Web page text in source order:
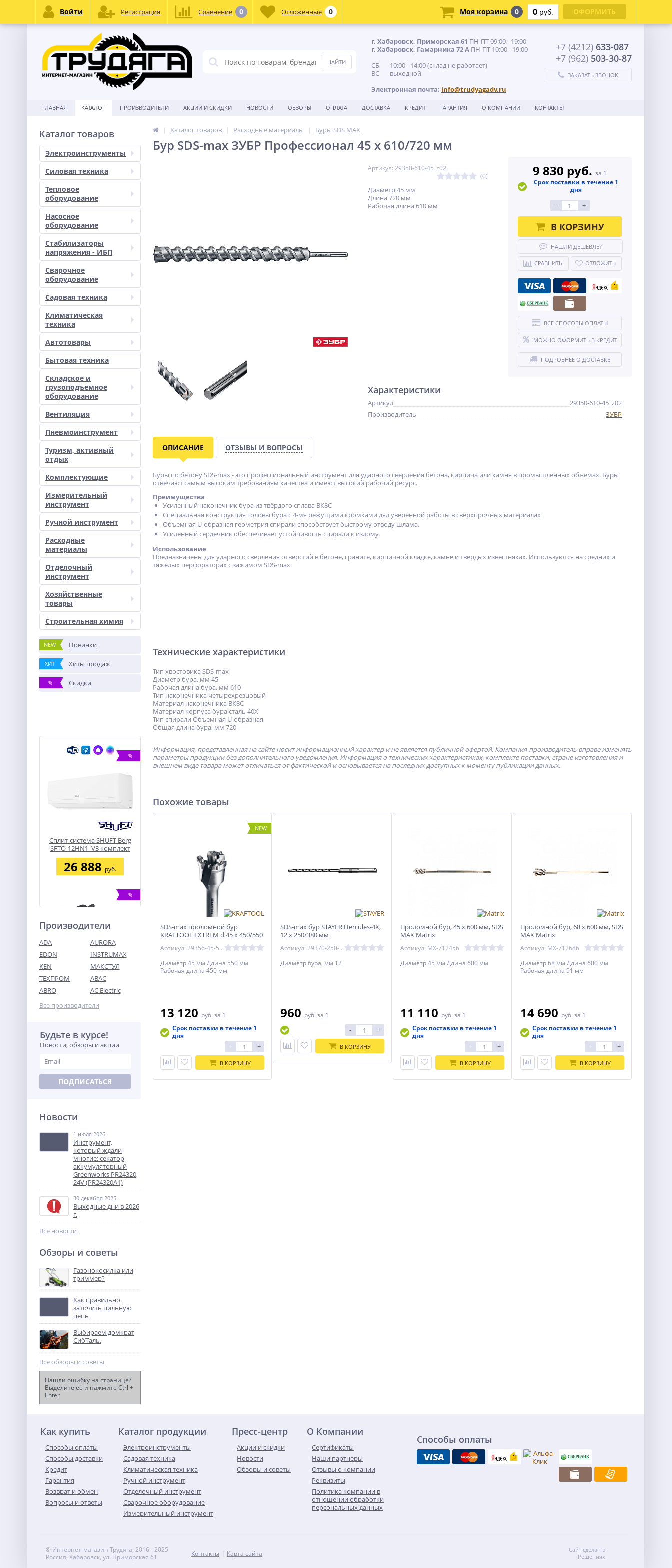
г. Хабаровск, Приморская 61 ПН-ПТ 09:00 - 19:00
г. Хабаровск, Гамарника 72 А ПН-ПТ 10:00 - 19:00
СБ 10:00 - 14:00 (склад не работает)
ВС выходной
Электронная почта: info@trudyagadv.ru
+7 (4212) 633-087
+7 (962) 503-30-87
ЗАКАЗАТЬ ЗВОНОК
ГЛАВНАЯ КАТАЛОГ ПРОИЗВОДИТЕЛИ АКЦИИ И СКИДКИ НОВОСТИ ОБЗОРЫ ОПЛАТА ДОСТАВКА КРЕДИТ ГАРАНТИЯ О КОМПАНИИ КОНТАКТЫ
Каталог товаров
Электроинструменты
Силовая техника
Тепловое
оборудование
Насосное
оборудование
Стабилизаторы
напряжения - ИБП
Сварочное
оборудование
Садовая техника
Климатическая
техника
Автотовары
Бытовая техника
Складское и
грузоподъемное
оборудование
Вентиляция
Пневмоинструмент
Туризм, активный
отдых
Комплектующие
Измерительный
инструмент
Ручной инструмент
Расходные
материалы
Отделочный
инструмент
Хозяйственные
товары
Строительная химия
NEW Новинки
ХИТ Хиты продаж
% Скидки
%
Сплит-система SHUFT Berg
SFTO-12HN1_V3 комплект
26 888 руб.
%
Цепная пила
аккумуляторная WORX
WG384E.9,40В, 35 см,
бесщеточная, без АКБ и ЗУ
25 990
Штабелер самоходный 1,5
(сопровождаемый)
212 500руб.
%
Садовые ножницы
Greenworks G3,6GS, 3,6V, 2
Aч и телескопической
ручкой (1600207)
4 990
%
аккумуляторная
1хАКБ 4Ач и ЗУ
Производители
ADA
AURORA
EDON
INSTRUMAX
KEN
МАКСТУЛ
ТЕХПРОМ
ABAC
ABRO
AC Electric
Все производители
Будьте в курсе!
Новости, обзоры и акции
ПОДПИСАТЬСЯ
Новости
1 июля 2026
Инструмент,
который ждали
многие: секатор
аккумуляторный
Greenworks PR24320,
24V (PR24320A1)
30 декабря 2025
Выходные дни в 2026
г.
Все новости
Обзоры и советы
Газонокосилка или
триммер?
Как правильно
заточить пильную
цепь
Выбираем домкрат
СибТаль.
Все обзоры и советы
Нашли ошибку на странице?
Выделите её и нажмите Ctrl +
Enter
Каталог товаров Расходные материалы Буры SDS MAX
Бур SDS-max ЗУБР Профессионал 45 x 610/720 мм
Артикул: 29350-610-45_z02
(0)
Диаметр 45 мм
Длина 720 мм
Рабочая длина 610 мм
9 830 руб. за 1
Срок поставки в течение 1
дня
- +
В КОРЗИНУ
НАШЛИ ДЕШЕВЛЕ?
СРАВНИТЬ ОТЛОЖИТЬ
ВСЕ СПОСОБЫ ОПЛАТЫ
МОЖНО ОФОРМИТЬ В КРЕДИТ
ПОДРОБНЕЕ О ДОСТАВКЕ
Характеристики
Артикул
29350-610-45_z02
Производитель
ЗУБР
ОПИСАНИЕ ОТЗЫВЫ И ВОПРОСЫ
Буры по бетону SDS-max - это профессиональный инструмент для ударного сверления бетона, кирпича или камня в промышленных объемах. Буры
отвечают самым высоким требованиям качества и имеют высокий рабочий ресурс.
Преимущества
Усиленный наконечник бура из твёрдого сплава ВК8С
Специальная конструкция головы бура с 4-мя режущими кромками дял уверенной работы в сверхпрочных материалах
Объемная U-образная геометрия спирали способствует быстрому отводу шлама.
Усиленный сердечник обеспечивает устойчивость спирали к излому.
Использование
Предназначены для ударного сверления отверстий в бетоне, граните, кирпичной кладке, камне и твердых известняках. Используются на средних и
тяжелых перфораторах с зажимом SDS-max.
Технические характеристики
Тип хвостовика SDS-max
Диаметр бура, мм 45
Рабочая длина бура, мм 610
Тип наконечника четырехрезцовый
Материал наконечника ВК8С
Материал корпуса бура сталь 40Х
Тип спирали Объемная U-образная
Общая длина бура, мм 720
Информация, представленная на сайте носит информационный характер и не является публичной офертой. Компания-производитель вправе изменять
параметры продукции без дополнительного уведомления. Информация о технических характеристиках, комплекте поставки, стране изготовления и
внешнем виде товара может отличаться от фактической и основывается на последних доступных к моменту публикации данных.
Похожие товары
NEW
SDS-max проломной бур
KRAFTOOL EXTREM d 45 х 450/550
Артикул: 29356-45-550
Диаметр 45 мм Длина 550 мм
Рабочая длина 450 мм
13 120 руб. за 1
Срок поставки в течение 1
дня
- +
В КОРЗИНУ
SDS-max бур STAYER Hercules-4Х,
12 x 250/380 мм
Артикул: 29370-250-12
Диаметр бура, мм 12
960 руб. за 1
- +
В КОРЗИНУ
Проломной бур, 45 х 600 мм, SDS
MAX Matrix
Артикул: MX-712456
Диаметр 45 мм Длина 600 мм
11 110 руб. за 1
Срок поставки в течение 1
дня
- +
В КОРЗИНУ
Проломной бур, 68 х 600 мм, SDS
MAX Matrix
Артикул: MX-712686
Диаметр 68 мм Длина 600 мм
Рабочая длина 91 мм
14 690 руб. за 1
Срок поставки в течение 1
дня
- +
В КОРЗИНУ
Как купить
Способы оплаты
Способы доставки
Кредит
Гарантия
Возврат и обмен
Вопросы и ответы
Каталог продукции
Электроинструменты
Садовая техника
Климатическая техника
Ручной инструмент
Отделочный инструмент
Сварочное оборудование
Измерительный инструмент
Пресс-центр
Акции и скидки
Новости
Обзоры и советы
О Компании
Сертификаты
Наши партнеры
Отзывы о компании
Реквизиты
Политика компании в
отношении обработки
персональных данных
Способы оплаты
© Интернет-магазин Трудяга, 2016 - 2025
Россия, Хабаровск, ул. Приморская 61
Контакты Карта сайта
Сайт сделан в
Решениях
Войти Регистрация Сравнение 0 Отложенные 0 Моя корзина 0 0 руб. ОФОРМИТЬ